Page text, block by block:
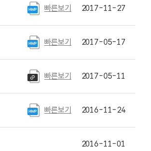
빠른보기 2017-11-27
빠른보기 2017-05-17
빠른보기 2017-05-11
빠른보기 2016-11-24
2016-11-01